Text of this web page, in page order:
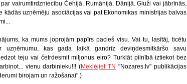
vairumtirdzniecību Čehijā, Rumānijā, Dānijā. Gluži vai jābrīnās,
kādās uzņēmēju asociācijas vai pat Ekonomikas ministrijas balvas
ka mums joprojām papīrs pacieš visu. Vai tu, lasītāj, ticētu
uzņēmumu, kas gada laikā gandrīz deviņdesmitkāršo savu
teju vai četrdesmit miljonus eiro? Turklāt pilnībā iztiekot bez
vienu darbinieku!!! (Meklējiet TN "Nozares.lv" publikācijas
birojam un ražošanai".)